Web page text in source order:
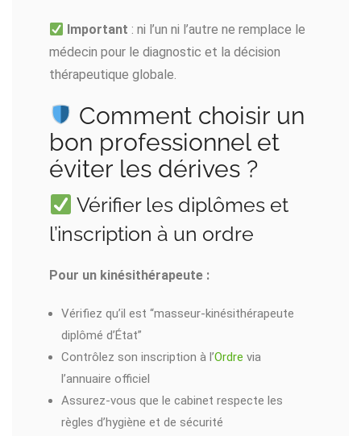
Important : ni l’un ni l’autre ne remplace le
médecin pour le diagnostic et la décision
thérapeutique globale.
Comment choisir un
bon professionnel et
éviter les dérives ?
Vérifier les diplômes et
l’inscription à un ordre
Pour un kinésithérapeute :
Vérifiez qu’il est “masseur-kinésithérapeute
diplômé d’État”
Contrôlez son inscription à l’Ordre via
l’annuaire officiel
Assurez-vous que le cabinet respecte les
règles d’hygiène et de sécurité